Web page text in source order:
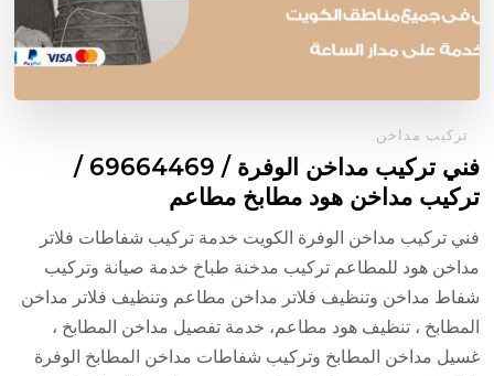
تركيب مداخن
فني تركيب مداخن الوفرة / 69664469 /
تركيب مداخن هود مطابخ مطاعم
فني تركيب مداخن الوفرة الكويت خدمة تركيب شفاطات فلاتر
مداخن هود للمطاعم تركيب مدخنة طباخ خدمة صيانة وتركيب
شفاط مداخن وتنظيف فلاتر مداخن مطاعم وتنظيف فلاتر مداخن
المطابخ ، تنظيف هود مطاعم، خدمة تفصيل مداخن المطابخ ،
غسيل مداخن المطابخ وتركيب شفاطات مداخن المطابخ الوفرة